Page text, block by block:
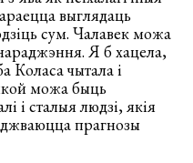
выглядаць
сум. Чалавек можа
Я б хацела,
Коласа чытала і
можа быць
і сталыя людзі, якія
прагнозы